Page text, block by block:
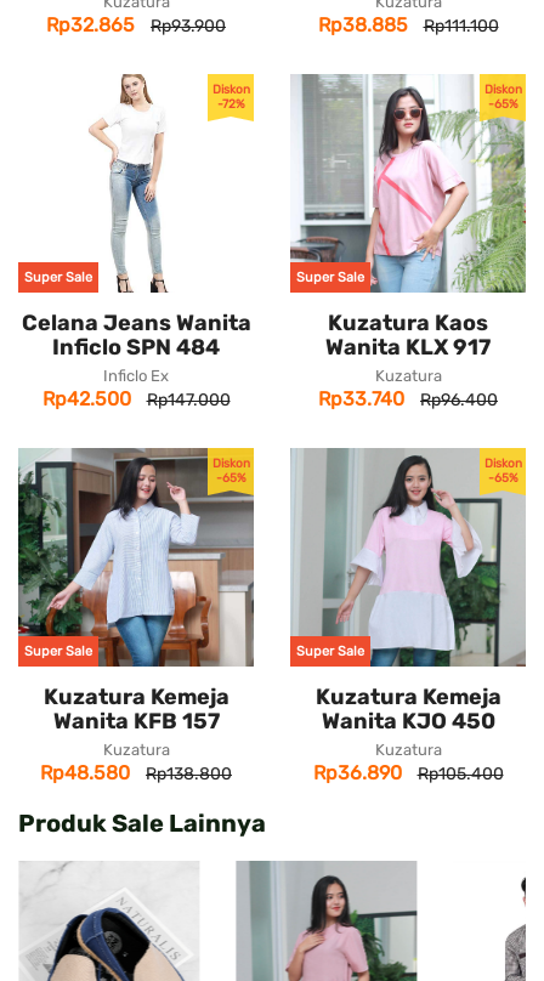
Rp32.865 Rp93.900 Rp38.885 Rp111.100
Diskon
-72%
Super Sale
Celana Jeans Wanita
Inficlo SPN 484
Inficlo Ex
Rp42.500 Rp147.000
Diskon
-65%
Super Sale
Kuzatura Kaos
Wanita KLX 917
Kuzatura
Rp33.740 Rp96.400
Diskon
-65%
Super Sale
Kuzatura Kemeja
Wanita KFB 157
Kuzatura
Rp48.580 Rp138.800
Diskon
-65%
Super Sale
Kuzatura Kemeja
Wanita KJO 450
Kuzatura
Rp36.890 Rp105.400
Produk Sale Lainnya